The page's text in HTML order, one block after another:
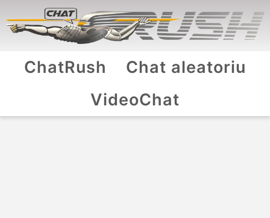
ChatRush
Chat aleatoriu
VideoChat